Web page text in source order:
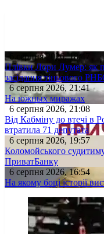
6 серпня 2026, 18:47
Плівки Лори Лумер: як
засідання тіньового
6 серпня 2026, 21:41
На южных миражах
6 серпня 2026, 21:08
Від Кабміну до втечі в
втратила 71 депутата
6 серпня 2026, 19:57
Коломойського
ПриватБанку
6 серпня 2026, 16:54
На якому боці історії